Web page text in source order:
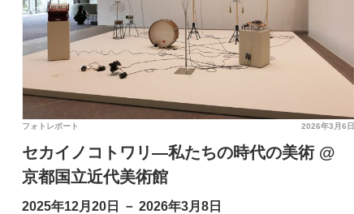
2026年3月6日
フォトレポート
セカイノコトワリ―私たちの時代の美術 @
京都国立近代美術館
2025年12月20日 － 2026年3月8日